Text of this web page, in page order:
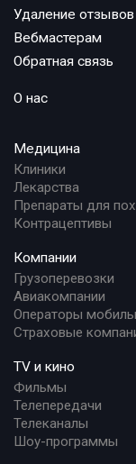
Удаление отзывов
Вебмастерам
Обратная связь
О нас
Медицина
Клиники
Лекарства
Препараты для
Контрацептивы
Компании
Грузоперевозки
Авиакомпании
Операторы
Страховые
TV и кино
Фильмы
Телепередачи
Телеканалы
Шоу-программы